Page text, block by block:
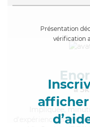
Présentation
vérification
à
,
d'expérience et